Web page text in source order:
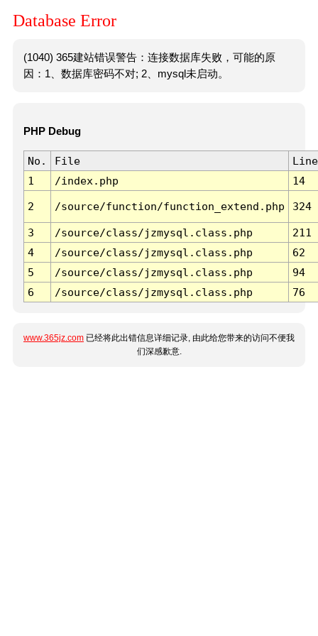
Database Error
(1040) 365建站错误警告：连接数据库失败，可能的原
因：1、数据库密码不对; 2、mysql未启动。
PHP Debug
No. File
Line
1
/index.php 14
2 /source/function/function_extend.php 324
3 /source/class/jzmysql.class.php
211
4
/source/class/jzmysql.class.php
62
5
/source/class/jzmysql.class.php
94
6
/source/class/jzmysql.class.php 76
www.365jz.com 已经将此出错信息详细记录, 由此给您带来的访问不便我
们深感歉意.